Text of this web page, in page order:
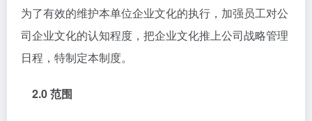
为了有效的维护本单位企业文化的执行，加强员工对公
司企业文化的认知程度，把企业文化推上公司战略管理
日程，特制定本制度。
2.0 范围